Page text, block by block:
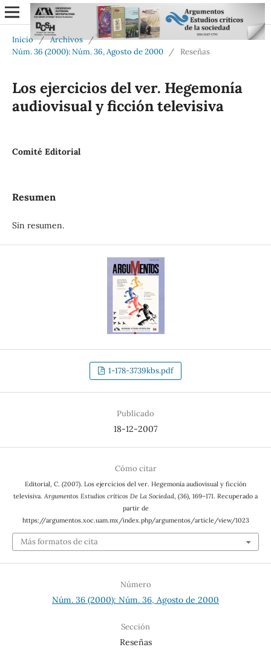
Inicio / Archivos /
Núm. 36 (2000): Núm. 36, Agosto de 2000
/ Reseñas
Los ejercicios del ver. Hegemonía
audiovisual y ficción televisiva
Comité Editorial
Resumen
Sin resumen.
1-178-3739kbs.pdf
Publicado
18-12-2007
Cómo citar
Editorial, C. (2007). Los ejercicios del ver. Hegemonía audiovisual y ficción
televisiva. Argumentos Estudios críticos De La Sociedad, (36), 169–171. Recuperado a
partir de
https://argumentos.xoc.uam.mx/index.php/argumentos/article/view/1023
Más formatos de cita
Número
Núm. 36 (2000): Núm. 36, Agosto de 2000
Sección
Reseñas